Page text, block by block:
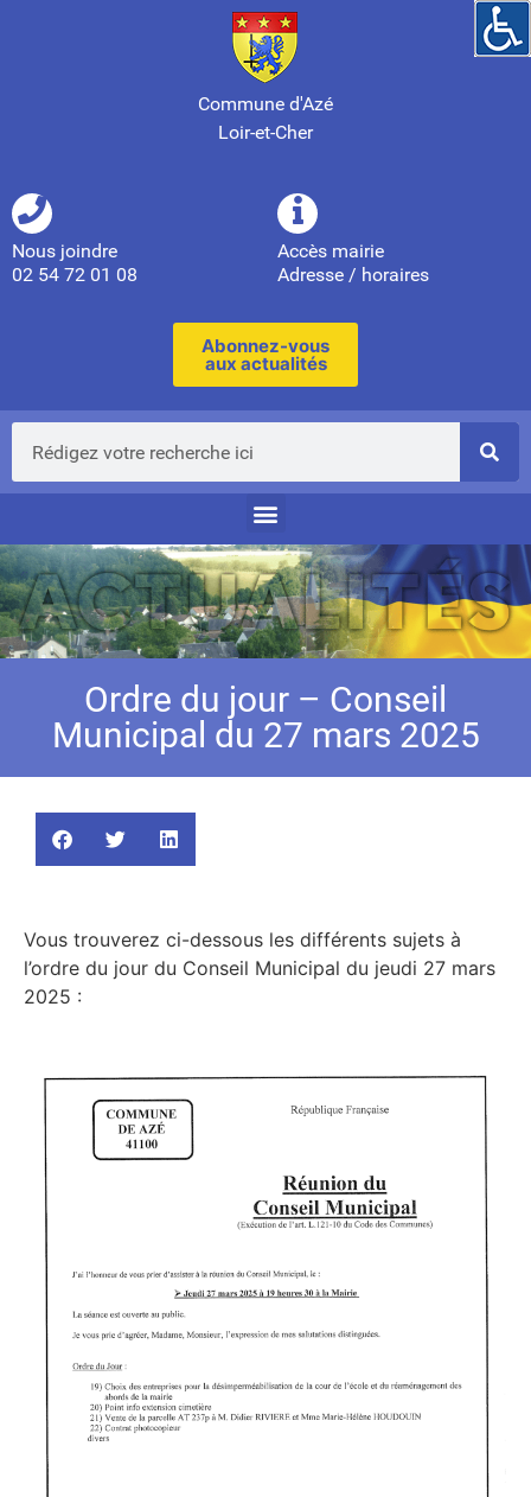
Commune d'Azé
Loir-et-Cher
Nous joindre
02 54 72 01 08
Accès mairie
Adresse / horaires
Abonnez-vous
aux actualités
Ordre du jour – Conseil
Municipal du 27 mars 2025
Vous trouverez ci-dessous les différents sujets à
l’ordre du jour du Conseil Municipal du jeudi 27 mars
2025 :